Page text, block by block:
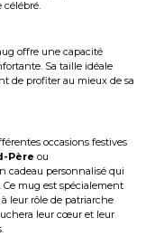
offre une capacité
Sa taille idéale
de profiter au mieux de sa
occasions festives
Pèreou
cadeau personnalisé qui
mug est spécialement
leur rôle de patriarche
leur cœur et leur